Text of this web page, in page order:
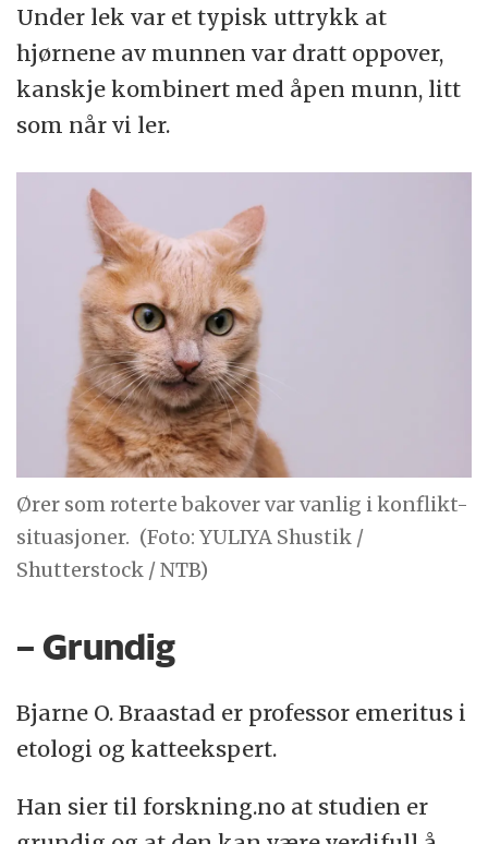
Under lek var et typisk uttrykk at
hjørnene av munnen var dratt oppover,
kanskje kombinert med åpen munn, litt
som når vi ler.
Ører som roterte bakover var vanlig i konflikt-
situasjoner. (Foto: YULIYA Shustik /
Shutterstock / NTB)
– Grundig
Bjarne O. Braastad er professor emeritus i
etologi og katteekspert.
Han sier til forskning.no at studien er